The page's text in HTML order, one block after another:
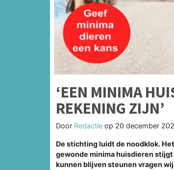
‘EEN MINIMA
REKENING ZIJN’
Door Redactie op 20 december
De stichting luidt de noodklok.
gewonde minima huisdieren
kunnen blijven steunen vragen